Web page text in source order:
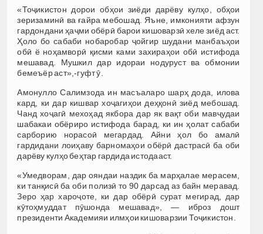
«Тоҷикистон дорои обҳои зиёди дарёву кулҳо, обҳои
зеризаминӣ ва ғайра мебошад. Яъне, имконияти афзун
гардондани ҳаҷми обёрӣ барои кишоварзӣ хеле зиёд аст.
Ҳоло бо сабаби нобаробар ҷойгир шудани манбаъҳои
обӣ ё ноҳамворӣ қисми ками захираҳои обӣ истифода
мешавад. Мушкил дар идораи нодуруст ва обмонии
бемеъёр аст»,-гуфт ӯ.
Амонулло Салимзода ин масъаларо шарҳ дода, илова
кард, ки дар кишвар хоҷагиҳои деҳқонӣ зиёд мебошад.
Чанд хоҷагӣ мехоҳад якбора дар як вақт оби мавҷудаи
шабакаи обёриро истифода барад, ки ин ҳолат сабаби
сарборию норасоӣ мегардад. Айни ҳол бо амалӣ
гардидани лоиҳаву барномаҳои обёрӣ дастрасӣ ба оби
дарёву кулҳо беҳтар гардида истодааст.
«Умедворам, дар ояндаи наздик ба марҳалае мерасем,
ки танқисӣ ба оби полизӣ то 90 дарсад аз байн меравад.
Зеро ҳар хароҷоте, ки дар обёрӣ сурат мегирад, дар
кӯтоҳмуддат пӯшонда мешавад», — иброз дошт
президенти Академияи илмҳои кишоварзии Тоҷикистон.